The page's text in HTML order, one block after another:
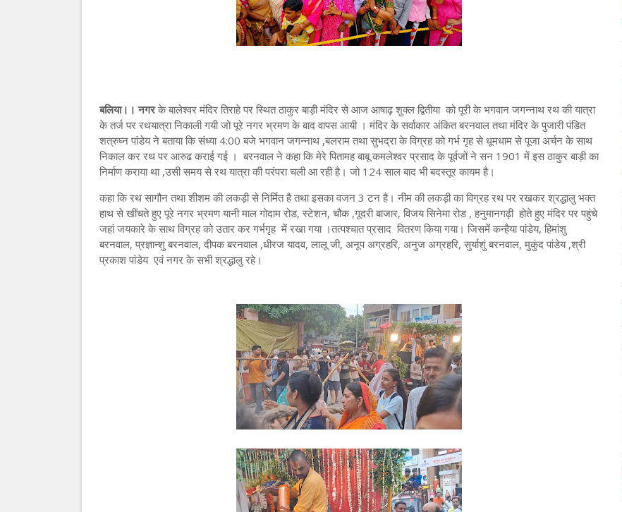
बलिया।। नगरके बालेश्वर मंदिर तिराहे पर स्थित ठाकुर बाड़ी मंदिर से आज आषाढ़ शुक्ल द्वितीया को पूरी के भगवान जगन्नाथ रथ की यात्रा
के तर्ज पर रथयात्रा निकाली गयी जो पूरे नगर भ्रमण के बाद वापस आयी । मंदिर के सर्वाकार अंकित बरनवाल तथा मंदिर के पुजारी पंडित
शत्रुघ्न पांडेय ने बताया कि संध्या 4:00 बजे भगवान जगन्नाथ ,बलराम तथा सुभद्रा के विग्रह को गर्भ गृह से धूमधाम से पूजा अर्चन के साथ
निकाल कर रथ पर आरुढ कराई गई । बरनवाल ने कहा कि मेरे पितामह बाबू कमलेश्वर प्रसाद के पूर्वजों ने सन 1901 में इस ठाकुर बाड़ी का
निर्माण कराया था ,उसी समय से रथ यात्रा की परंपरा चली आ रही है। जो 124 साल बाद भी बदस्तूर कायम है।
कहा कि रथ सागौन तथा शीशम की लकड़ी से निर्मित है तथा इसका वजन 3 टन है। नीम की लकड़ी का विग्रह रथ पर रखकर श्रद्धालु भक्त
हाथ से खींचते हुए पूरे नगर भ्रमण यानी माल गोदाम रोड, स्टेशन, चौक ,गूदरी बाजार, विजय सिनेमा रोड , हनुमानगढ़ी होते हुए मंदिर पर पहुंचे
जहां जयकारे के साथ विग्रह को उतार कर गर्भगृह में रखा गया ।तत्पश्चात प्रसाद वितरण किया गया। जिसमें कन्हैया पांडेय, हिमांशु
बरनवाल, प्रज्ञान्शु बरनवाल, दीपक बरनवाल ,धीरज यादव, लालू जी, अनूप अग्रहरि, अनुज अग्रहरि, सुर्याशुं बरनवाल, मुकुंद पांडेय ,श्री
प्रकाश पांडेय एवं नगर के सभी श्रद्धालु रहे।